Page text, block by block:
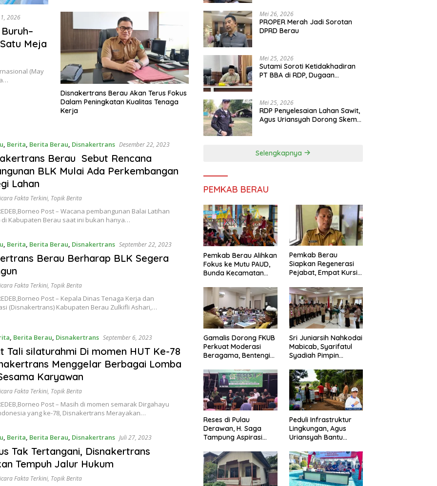
2026
Meja
(May
Disnakertrans Berau Akan Terus Fokus
Dalam Peningkatan Kualitas Tenaga
Kerja
, Berita, Berita Berau, Disnakertrans Desember 22, 2023
Berau Sebut Rencana
BLK Mulai Ada Perkembangan
Lahan
Fakta Terkini, Topik Berita
Post – Wacana pembangunan Balai Latihan
di Kabupaten Berau saat ini bukan hanya…
, Berita, Berita Berau, Disnakertrans September 22, 2023
Berau Berharap BLK Segera
Fakta Terkini, Topik Berita
Post – Kepala Dinas Tenaga Kerja dan
(Disnakertrans) Kabupaten Berau Zulkifli Ashari,…
, Berita Berau, Disnakertrans September 6, 2023
Tali silaturahmi Di momen HUT Ke-78
Menggelar Berbagai Lomba
Karyawan
Fakta Terkini, Topik Berita
Post – Masih di momen semarak Dirgahayu
yang ke-78, Disnakertrans Merayakan…
, Berita, Berita Berau, Disnakertrans Juli 27, 2023
Tak Tertangani, Disnakertrans
Tempuh Jalur Hukum
Fakta Terkini, Topik Berita
Mei 26, 2026
PROPER Merah Jadi Sorotan
DPRD Berau
Mei 25, 2026
Sutami Soroti Ketidakhadiran
PT BBA di RDP, Dugaan
Mei 25, 2026
RDP Penyelesaian Lahan Sawit,
Agus Uriansyah Dorong Skema
Selengkapnya
PEMKAB BERAU
Pemkab Berau Alihkan
Fokus ke Mutu PAUD,
Bunda Kecamatan
Pengawasan
Pemkab Berau
Siapkan Regenerasi
Pejabat, Empat Kursi
Diisi
Gamalis Dorong FKUB
Perkuat Moderasi
Beragama, Bentengi
Pemecah Persatuan
Sri Juniarsih Nahkodai
Mabicab, Syarifatul
Syadiah Pimpin
Berau 2026–2031
Reses di Pulau
Derawan, H. Saga
Tampung Aspirasi
Masyarakat Bijak
Sikapi Efisiensi
Anggaran
Peduli Infrastruktur
Lingkungan, Agus
Uriansyah Bantu
Jalan di Gang Angsa